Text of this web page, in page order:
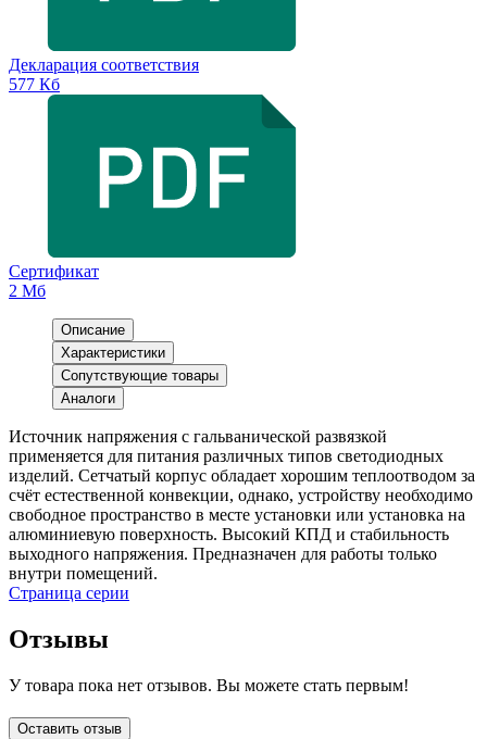
Декларация соответствия
577 Кб
Сертификат
2 Мб
Описание
Характеристики
Сопутствующие товары
Аналоги
Источник напряжения с гальванической развязкой
применяется для питания различных типов светодиодных
изделий. Сетчатый корпус обладает хорошим теплоотводом за
счёт естественной конвекции, однако, устройству необходимо
свободное пространство в месте установки или установка на
алюминиевую поверхность. Высокий КПД и стабильность
выходного напряжения. Предназначен для работы только
внутри помещений.
Страница серии
Отзывы
У товара пока нет отзывов. Вы можете стать первым!
Оставить отзыв